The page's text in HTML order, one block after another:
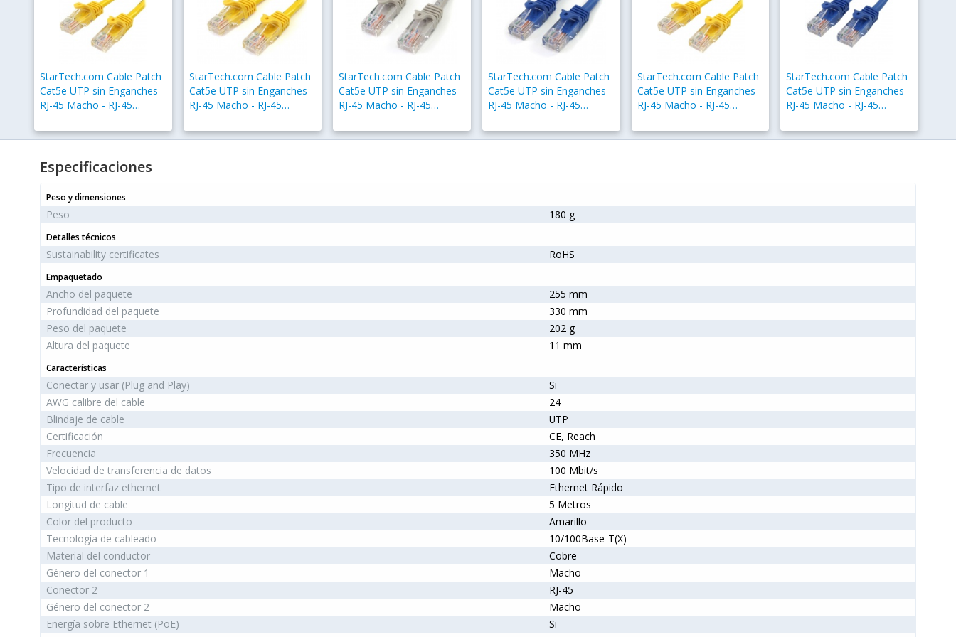
StarTech.com Cable Patch
Cat5e UTP sin Enganches
RJ-45 Macho - RJ-45
Amarillo
StarTech.com Cable Patch
Cat5e UTP sin Enganches
RJ-45 Macho - RJ-45
StarTech.com Cable Patch
Cat5e UTP sin Enganches
RJ-45 Macho - RJ-45
StarTech.com Cable Patch
Cat5e UTP sin Enganches
RJ-45 Macho - RJ-45
StarTech.com Cable Patch
Cat5e UTP sin Enganches
RJ-45 Macho - RJ-45
StarTech.com Cable Patch
Cat5e UTP sin Enganches
RJ-45 Macho - RJ-45
Especificaciones
Peso y dimensiones
Peso 180 g
Detalles técnicos
Sustainability certificates RoHS
Empaquetado
Ancho del paquete
255 mm
Profundidad del paquete
330 mm
Peso del paquete
202 g
Altura del paquete
11 mm
Características
Conectar y usar (Plug and Play)
Si
AWG calibre del cable
24
Blindaje de cable
UTP
Certificación
CE, Reach
Frecuencia
350 MHz
Velocidad de transferencia de datos
100 Mbit/s
Tipo de interfaz ethernet
Ethernet Rápido
Longitud de cable
5 Metros
Color del producto
Amarillo
Tecnología de cableado
10/100Base-T(X)
Material del conductor
Cobre
Género del conector 1
Macho
Conector 2
RJ-45
Género del conector 2
Macho
Energía sobre Ethernet (PoE)
Si